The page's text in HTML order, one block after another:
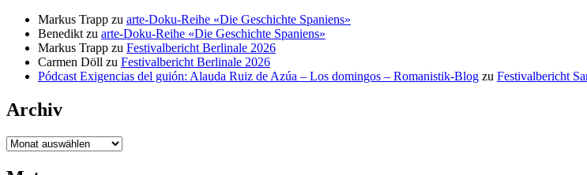
Markus Trapp zu arte-Doku-Reihe «Die Geschichte Spaniens»
Benedikt zu arte-Doku-Reihe «Die Geschichte Spaniens»
Markus Trapp zu Festivalbericht Berlinale 2026
Carmen Döll zu Festivalbericht Berlinale 2026
Pódcast Exigencias del guión: Alauda Ruiz de Azúa – Los domingos – Romanistik-Blog zu Festivalbericht
Archiv
Archiv